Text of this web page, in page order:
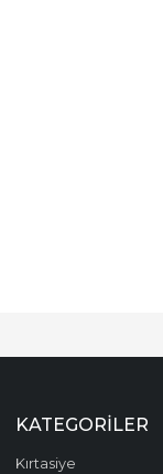
KATEGORILER
Kırtasiye